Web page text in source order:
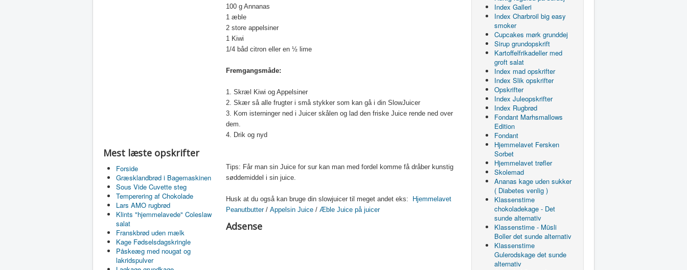
Mest læste opskrifter
Forside
Græsklandbrød i Bagemaskinen
Sous Vide Cuvette steg
Temperering af Chokolade
Lars AMO rugbrød
Klints "hjemmelavede" Coleslaw
salat
Franskbrød uden mælk
Kage Fødselsdagskringle
Påskeæg med nougat og
lakridspulver
100 g Annanas
1 æble
2 store appelsiner
1 Kiwi
1/4 båd citron eller en ½ lime
Fremgangsmåde:
1. Skræl Kiwi og Appelsiner
2. Skær så alle frugter i små stykker som kan gå i din SlowJuicer
3. Kom isterninger ned i Juicer skålen og lad den friske Juice rende ned over
dem.
4. Drik og nyd
Tips: Får man sin Juice for sur kan man med fordel komme få dråber kunstig
søddemiddel i sin juice.
Husk at du også kan bruge din slowjuicer til meget andet eks:
Hjemmelavet
Peanutbutter/ Appelsin Juice / Æble Juice på juicer
Adsense
Index Galleri
Index Charbroil big easy
smoker
Cupcakes mørk grunddej
Sirup grundopskrift
Kartoffelfrikadeller med
groft salat
Index mad opskrifter
Index Slik opskrifter
Opskrifter
Index Juleopskrifter
Index Rugbrød
Fondant Marhsmallows
Edition
Fondant
Hjemmelavet Fersken
Sorbet
Hjemmelavet trøfler
Skolemad
Ananas kage uden sukker
( Diabetes venlig )
Klassenstime
chokoladekage - Det
sunde alternativ
Klassenstime - Müsli
Boller det sunde alternativ
Klassenstime
Gulerodskage det sunde
alternativ